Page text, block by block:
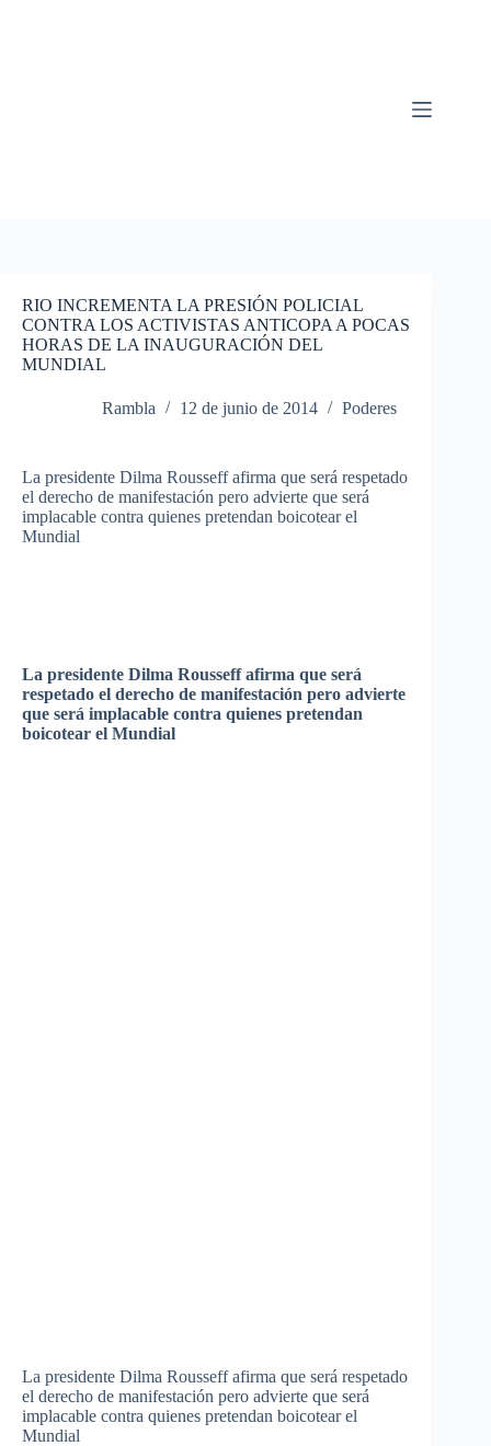
RIO INCREMENTA LA PRESIÓN POLICIAL
CONTRA LOS ACTIVISTAS ANTICOPA A POCAS
HORAS DE LA INAUGURACIÓN DEL
MUNDIAL
Rambla 12 de junio de 2014 Poderes
La presidente Dilma Rousseff afirma que será respetado
el derecho de manifestación pero advierte que será
implacable contra quienes pretendan boicotearel
Mundial
La presidente Dilma Rousseff afirma que será
respetado el derecho de manifestación pero advierte
que será implacable contra quienes pretendan
boicotear el Mundial
La presidente Dilma Rousseff afirma que será respetado
el derecho de manifestación pero advierte que será
implacable contra quienes pretendan boicotearel
Mundial